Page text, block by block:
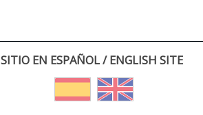
SITIO EN ESPAÑOL / ENGLISH SITE